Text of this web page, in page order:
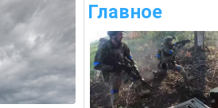
Главное